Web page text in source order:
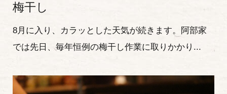
梅干し
8月に入り、カラッとした天気が続きます。阿部家
では先日、毎年恒例の梅干し作業に取りかかり...